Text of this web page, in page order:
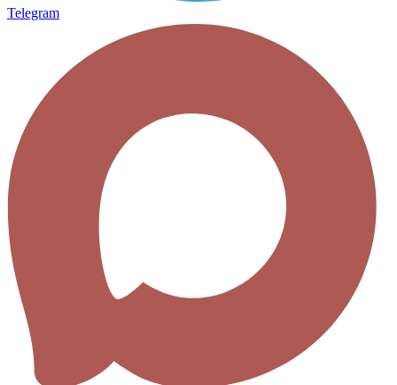
Telegram